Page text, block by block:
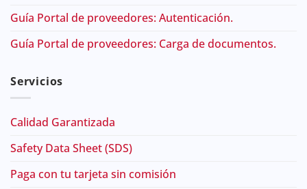
Guía Portal de proveedores: Autenticación.
Guía Portal de proveedores: Carga de documentos.
Servicios
Calidad Garantizada
Safety Data Sheet (SDS)
Paga con tu tarjeta sin comisión